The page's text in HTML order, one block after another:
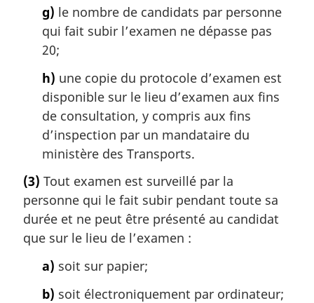
g) le nombre de candidats par personne
qui fait subir l’examen ne dépasse pas
20;
h) une copie du protocole d’examen est
disponible sur le lieu d’examen aux fins
de consultation, y compris aux fins
d’inspection par un mandataire du
ministère des Transports.
(3) Tout examen est surveillé par la
personne qui le fait subir pendant toute sa
durée et ne peut être présenté au candidat
que sur le lieu de l’examen :
a) soit sur papier;
b) soit électroniquement par ordinateur;